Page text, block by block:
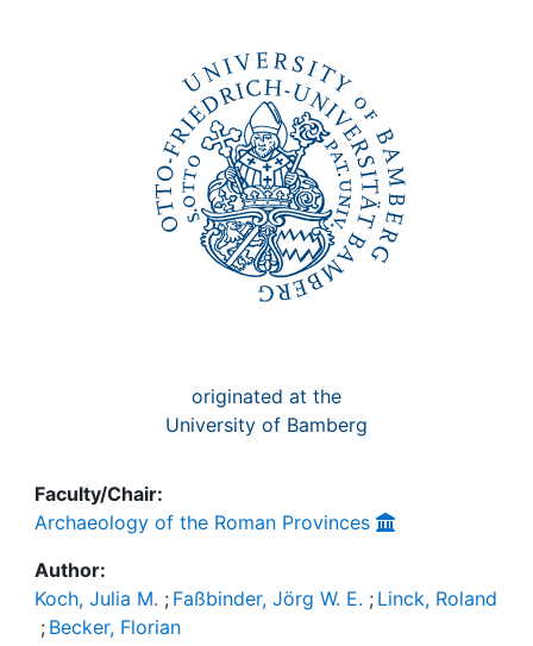
originated at the
University of Bamberg
Faculty/Chair:
Archaeology of the Roman Provinces
Author:
Koch, Julia M. ; Faßbinder, Jörg W. E. ; Linck, Roland
; Becker, Florian